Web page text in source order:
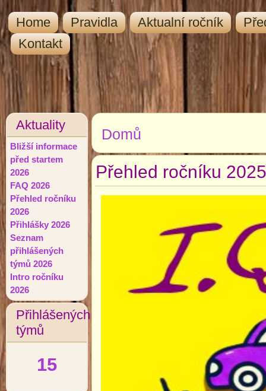
Home Pravidla Aktualní ročník
Kontakt
Aktuality
Bližší informace
před startem
2026
FAQ 2026
Přehled ročníku
2026
Přihlášky 2026
Seznam
přihlášených
týmů 2026
Intro ročníku
2026
Přihlášených
týmů
15
Jste zde
Domů
Přehled ročníku 2025